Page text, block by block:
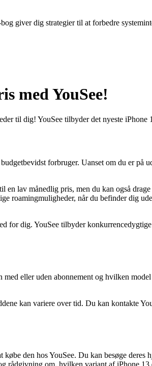
giver dig strategier til at forbedre
med YouSee!
til dig! YouSee tilbyder det nyeste
forbruger. Uanset om du er på
lav månedlig pris, men du kan også
roamingmuligheder, når du befinder dig
for dig. YouSee tilbyder
eller uden abonnement og hvilken
kan variere over tid. Du kan kontakte
den hos YouSee. Du kan besøge